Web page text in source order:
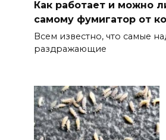
Как работает и можно
самому фумигатор от
Всем известно, что самые
раздражающие